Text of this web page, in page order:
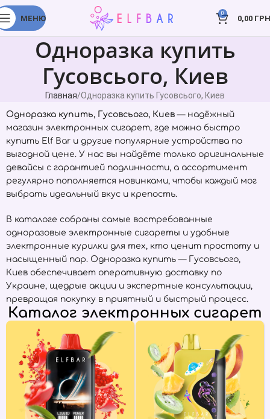
МЕНЮ
0
0,00
Одноразка купить
Гусовсього, Киев
Главная Одноразка купить Гусовсього, Киев
Одноразка купить, Гусовсього, Киев — надёжный
магазин электронных сигарет, где можно быстро
купить Elf Bar и другие популярные устройства по
выгодной цене. У нас вы найдёте только оригинальные
девайсы с гарантией подлинности, а ассортимент
регулярно пополняется новинками, чтобы каждый мог
выбрать идеальный вкус и крепость.
В каталоге собраны самые востребованные
одноразовые электронные сигареты и удобные
электронные курилки для тех, кто ценит простоту и
насыщенный пар. Одноразка купить — Гусовсього,
Киев обеспечивает оперативную доставку по
Украине, щедрые акции и экспертные консультации,
превращая покупку в приятный и быстрый процесс.
Каталог электронных сигарет